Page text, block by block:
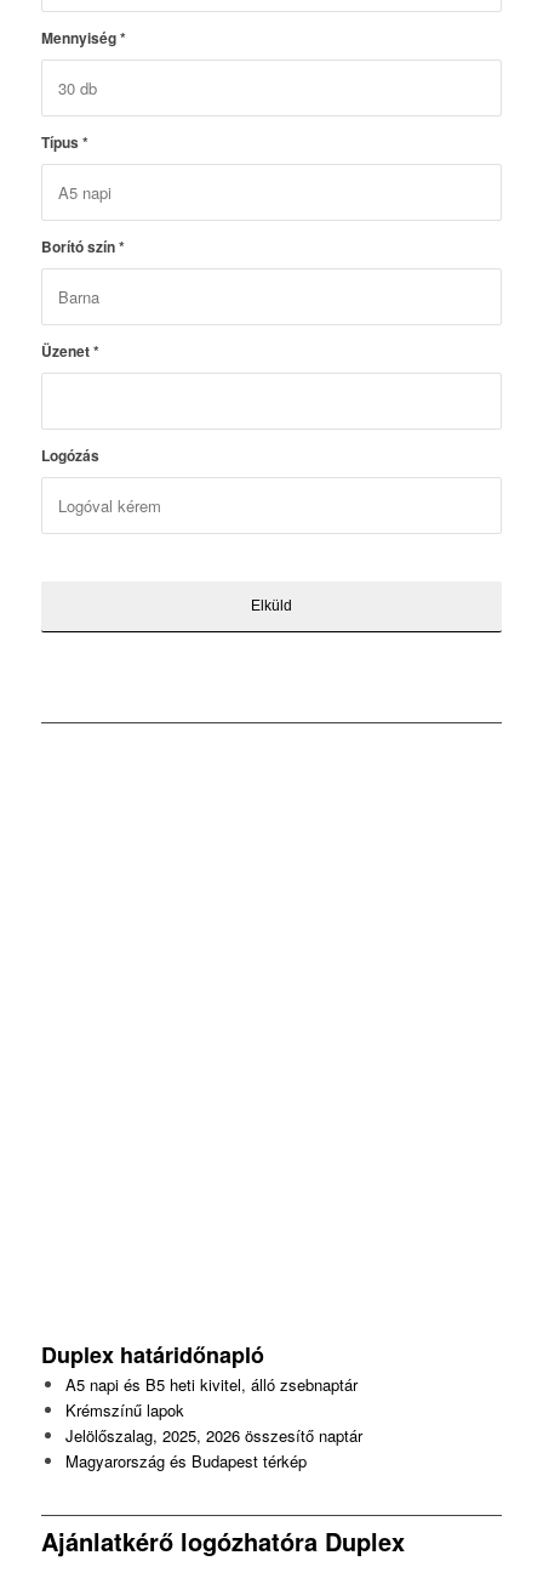
Mennyiség*
Típus *
Borító szín*
Üzenet*
Logózás
Duplex határidőnapló
A5 napi és B5 heti kivitel, álló zsebnaptár
Krémszínű lapok
Jelölőszalag, 2025, 2026 összesítő naptár
Magyarország és Budapest térkép
Ajánlatkérő logózhatóra Duplex